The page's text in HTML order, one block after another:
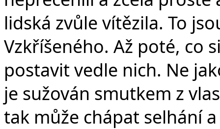
lidská zvůle vítězila. To
Vzkříšeného. Až poté, co
postavit vedle nich. Ne
je sužován smutkem z
tak může chápat selhání